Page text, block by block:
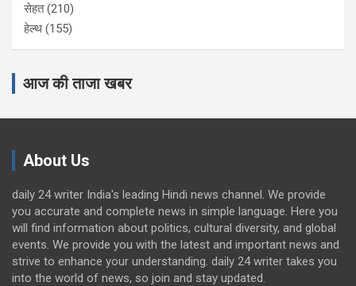
सेहत(210)
हेल्थ (155)
आज की ताजा खबर
About Us
daily 24 writer India's leading Hindi news channel. We provide
you accurate and complete news in simple language. Here you
will find information about politics, cultural diversity, and global
events. We provide you with the latest and important news and
strive to enhance your understanding. daily 24 writer takes you
into the world of news, so join and stay updated.